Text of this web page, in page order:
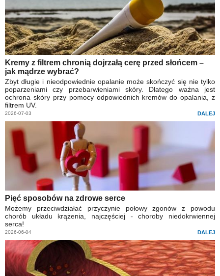
Kremy z filtrem chronią dojrzałą cerę przed słońcem –
jak mądrze wybrać?
Zbyt długie i nieodpowiednie opalanie może skończyć się nie tylko
poparzeniami czy przebarwieniami skóry. Dlatego ważna jest
ochrona skóry przy pomocy odpowiednich kremów do opalania, z
filtrem UV.
2026-07-03 DALEJ
Pięć sposobów na zdrowe serce
Możemy przeciwdziałać przyczynie połowy zgonów z powodu
chorób układu krążenia, najczęściej - choroby niedokrwiennej
serca!
2026-06-04 DALEJ